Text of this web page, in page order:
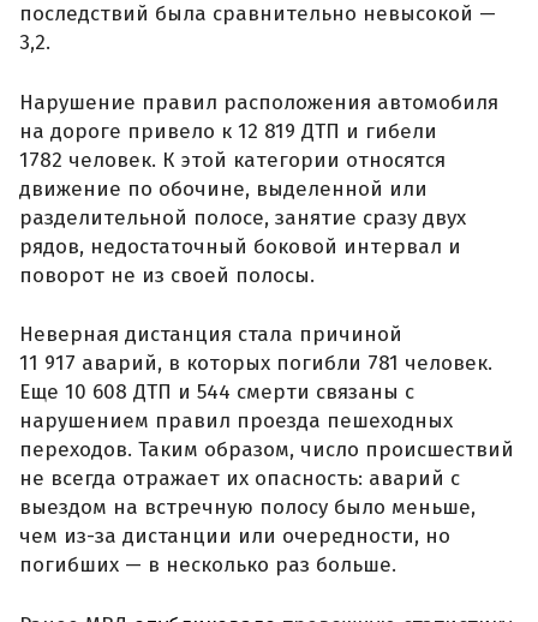
последствий была сравнительно невысокой —
3,2.
Нарушение правил расположения автомобиля
на дороге привело к 12 819 ДТП и гибели
1782 человек. К этой категории относятся
движение по обочине, выделенной или
разделительной полосе, занятие сразу двух
рядов, недостаточный боковой интервал и
поворот не из своей полосы.
Неверная дистанция стала причиной
11 917 аварий, в которых погибли 781 человек.
Еще 10 608 ДТП и 544 смерти связаны с
нарушением правил проезда пешеходных
переходов. Таким образом, число происшествий
не всегда отражает их опасность: аварий с
выездом на встречную полосу было меньше,
чем из-за дистанции или очередности, но
погибших — в несколько раз больше.